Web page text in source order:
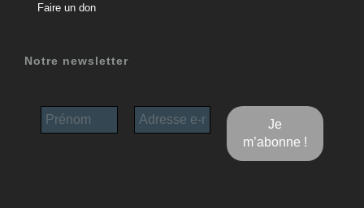
Faire un don
Notre newsletter